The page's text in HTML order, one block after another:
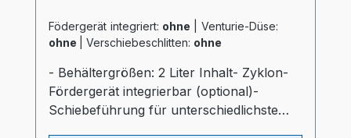
Födergerät integriert: ohne
Venturie-Düse:
ohne
Verschiebeschlitten: ohne
- Behältergrößen: 2 Liter Inhalt- Zyklon-
Fördergerät integrierbar (optional)-
Schiebeführung für unterschiedlichste